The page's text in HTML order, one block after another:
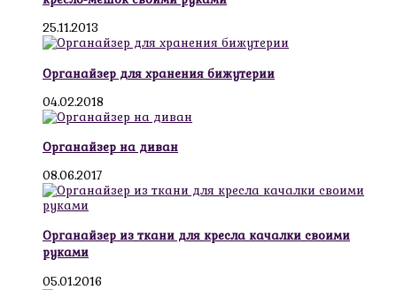
25.11.2013
Органайзер для хранения бижутерии
04.02.2018
Органайзер на диван
08.06.2017
Органайзер из ткани для кресла качалки своими
руками
05.01.2016